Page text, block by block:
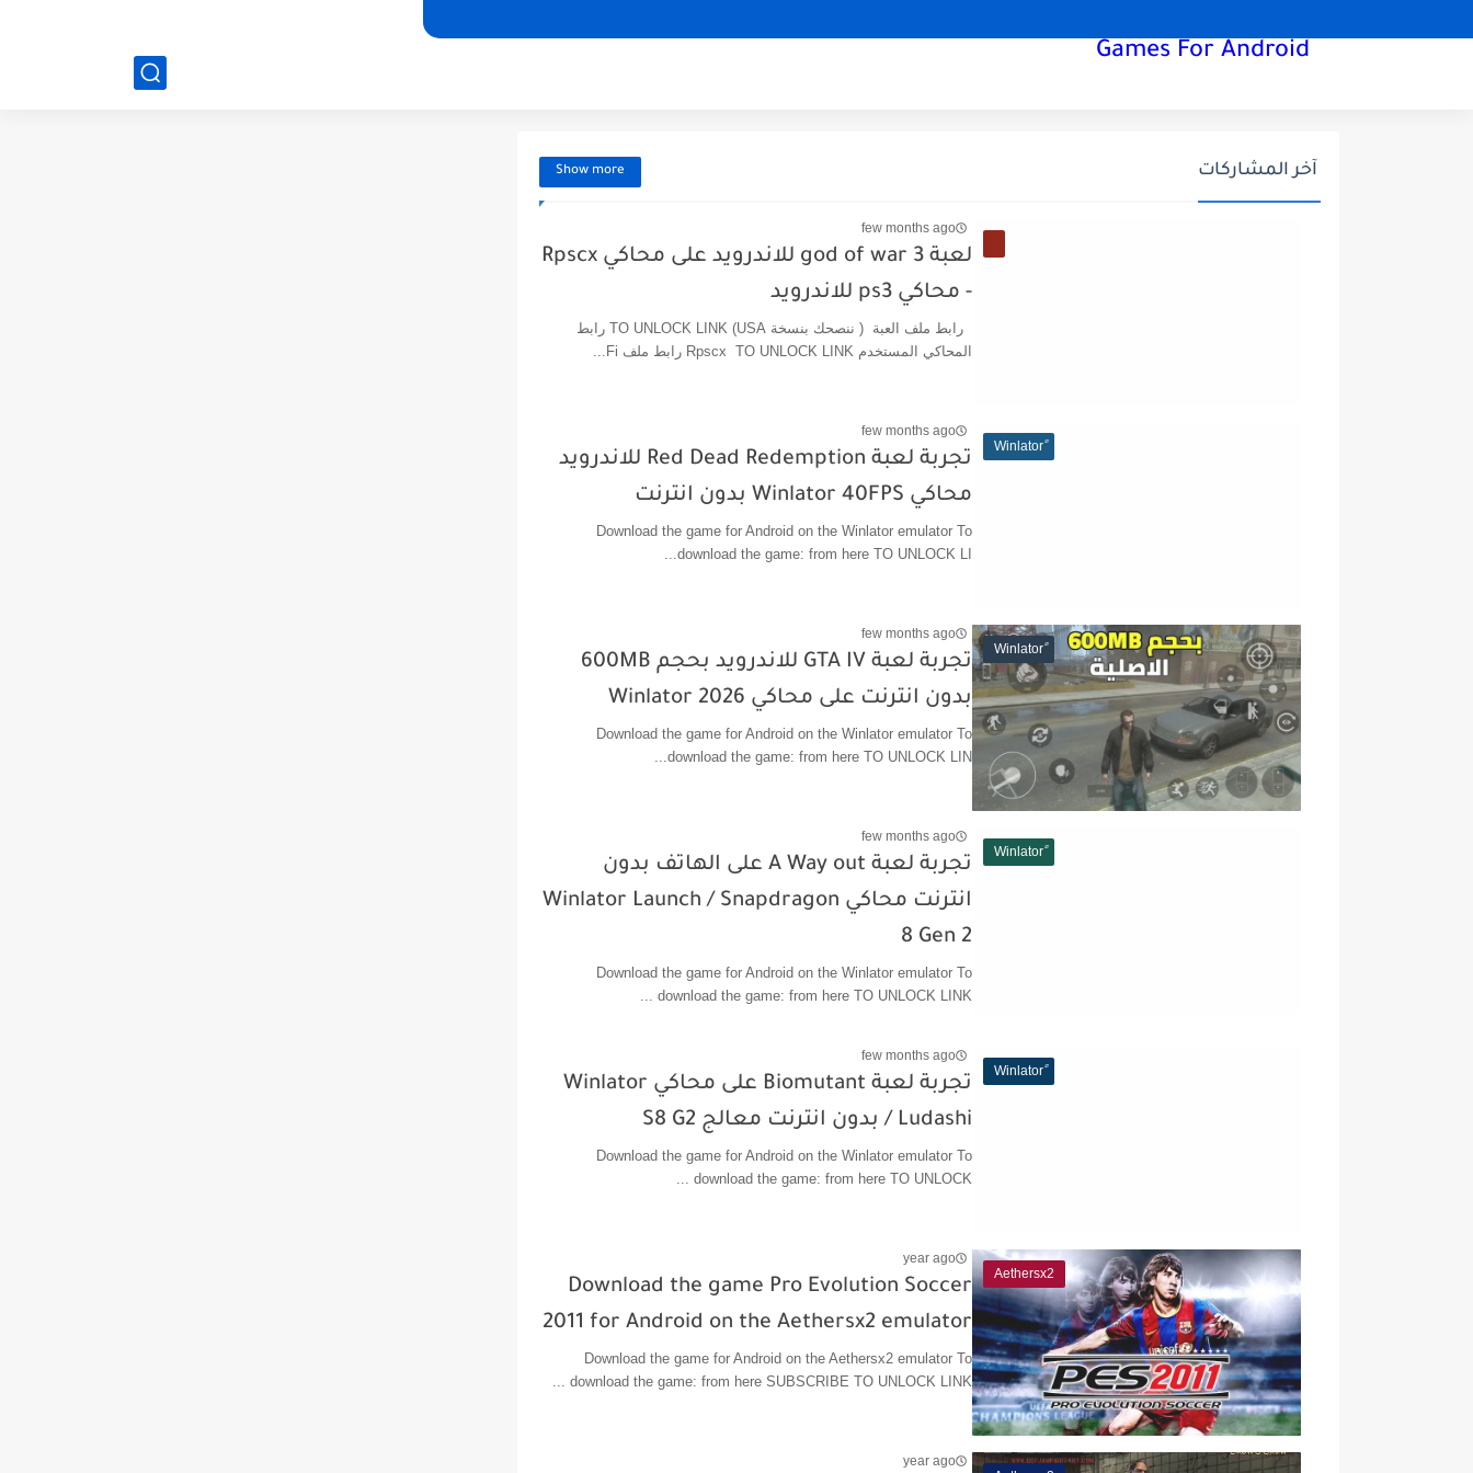
Games For Android
آخر المشاركات Show more
few months ago
لعبة god of war 3 للاندرويد على محاكي Rpscx
- محاكي ps3 للاندرويد
رابط ملف العبة ( ننصحك بنسخة USA) TO UNLOCK LINK رابط
المحاكي المستخدم Rpscx TO UNLOCK LINK رابط ملف Fi...
few months ago
تجربة لعبة Red Dead Redemption للاندرويد
محاكي Winlator 40FPS بدون انترنت
Download the game for Android on the Winlator emulator To
download the game: from here TO UNLOCK LI...
few months ago
تجربة لعبة GTA IV للاندرويد بحجم 600MB
بدون انترنت على محاكي Winlator 2026
Download the game for Android on the Winlator emulator To
download the game: from here TO UNLOCK LIN...
few months ago
تجربة لعبة A Way out على الهاتف بدون
انترنت محاكي Winlator Launch / Snapdragon
8 Gen 2
Download the game for Android on the Winlator emulator To
download the game: from here TO UNLOCK LINK ...
few months ago
تجربة لعبة Biomutant على محاكي Winlator
Ludashi / بدون انترنت معالج S8 G2
Download the game for Android on the Winlator emulator To
download the game: from here TO UNLOCK ...
Aethersx2
year ago
Download the game Pro Evolution Soccer
2011 for Android on the Aethersx2 emulator
Download the game for Android on the Aethersx2 emulator To
download the game: from here SUBSCRIBE TO UNLOCK LINK ...
year ago